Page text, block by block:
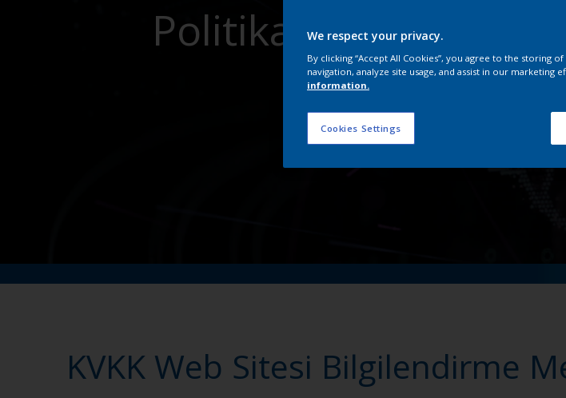
Politikalarımız, ISO
KVKK Web Sitesi Bilgilendirme
We respect your privacy.
By clicking “Accept All Cookies”, you agree to the storing
navigation, analyze site usage, and assist in our marketing
information.
Cookies Settings